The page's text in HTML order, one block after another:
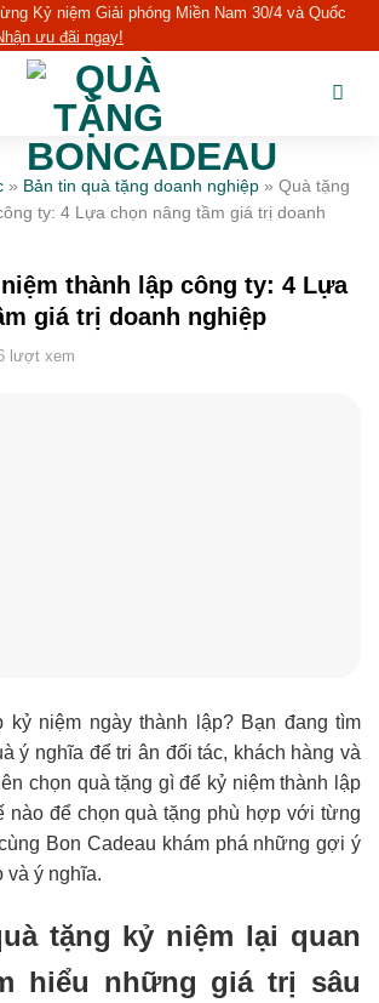
Kỷ niệm Giải phóng Miền Nam 30/4 và Quốc
ưu đãi ngay!
» Bản tin quà tặng doanh nghiệp » Quà tặng
ty: 4 Lựa chọn nâng tầm giá trị doanh
thành lập công ty: 4 Lựa
giá trị doanh nghiệp
lượt xem
kỷ niệm ngày thành lập? Bạn đang tìm
ý nghĩa để tri ân đối tác, khách hàng và
chọn quà tặng gì để kỷ niệm thành lập
nào để chọn quà tặng phù hợp với từng
Bon Cadeau khám phá những gợi ý
và ý nghĩa.
tặng kỷ niệm lại quan
hiểu những giá trị sâu